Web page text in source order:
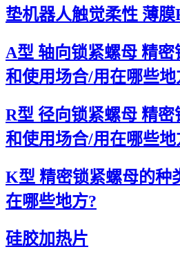
垫机器人触觉柔性 薄膜
A型 轴向锁紧螺母 精
和使用场合/用在哪些地
R型 径向锁紧螺母 精
和使用场合/用在哪些地
K型 精密锁紧螺母的种
在哪些地方?
硅胶加热片